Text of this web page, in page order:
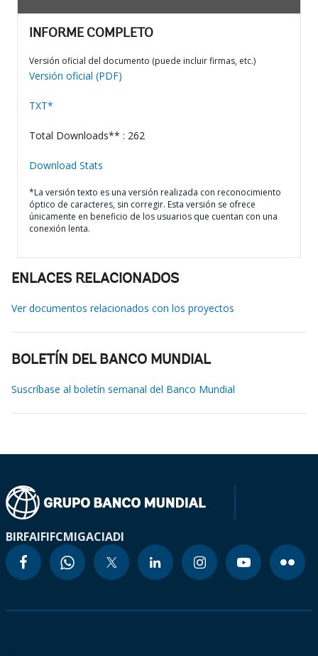
INFORME COMPLETO
Versión oficial del documento (puede incluir firmas, etc.)
Versión oficial (PDF)
TXT*
Total Downloads** : 262
Download Stats
*La versión texto es una versión realizada con reconocimiento
óptico de caracteres, sin corregir. Esta versión se ofrece
únicamente en beneficio de los usuarios que cuentan con una
conexión lenta.
ENLACES RELACIONADOS
Ver documentos relacionados con los proyectos
BOLETÍN DEL BANCO MUNDIAL
Suscríbase al boletín semanal del Banco Mundial
BIRFAIFIFCMIGACIADI